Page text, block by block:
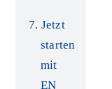
Jetzt
starten
mit
EN